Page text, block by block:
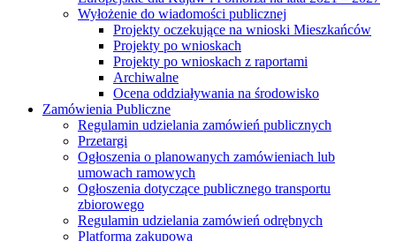
Wyłożenie do wiadomości publicznej
Projekty oczekujące na wnioski Mieszkańców
Projekty po wnioskach
Projekty po wnioskach z raportami
Archiwalne
Ocena oddziaływania na środowisko
Zamówienia Publiczne
Regulamin udzielania zamówień publicznych
Przetargi
Ogłoszenia o planowanych zamówieniach lub
umowach ramowych
Ogłoszenia dotyczące publicznego transportu
zbiorowego
Regulamin udzielania zamówień odrębnych
Platforma zakupowa